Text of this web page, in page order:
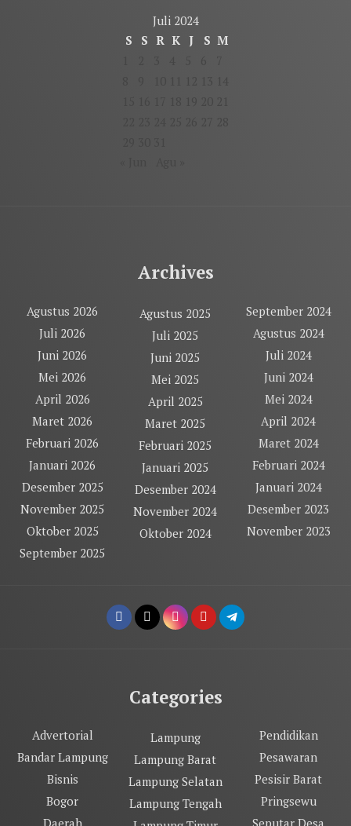
Juli 2024
S
S R K J S M
Archives
Agustus 2026
Juli 2026
Juni 2026
Mei 2026
April 2026
Maret 2026
Februari 2026
Januari 2026
Desember 2025
November 2025
Oktober 2025
September 2025
Agustus 2025
Juli 2025
Juni 2025
Mei 2025
April 2025
Maret 2025
Februari 2025
Januari 2025
Desember 2024
November 2024
Oktober 2024
September 2024
Agustus 2024
Juli 2024
Juni 2024
Mei 2024
April 2024
Maret 2024
Februari 2024
Januari 2024
Desember 2023
November 2023
Categories
Advertorial
Bandar Lampung
Bisnis
Bogor
Lampung
Lampung Barat
Lampung Selatan
Lampung Tengah
Pendidikan
Pesawaran
Pesisir Barat
Pringsewu